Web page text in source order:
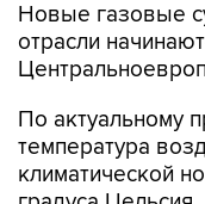
Новые газовые
отрасли
По актуальному
температура
климатической